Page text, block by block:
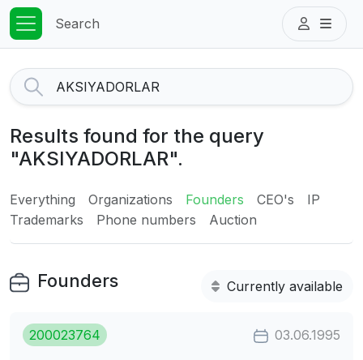
Search
Results found for the query
"AKSIYADORLAR".
Everything Organizations Founders CEO's
IP
Trademarks
Phone numbers Auction
Founders Currently available
200023764 03.06.1995